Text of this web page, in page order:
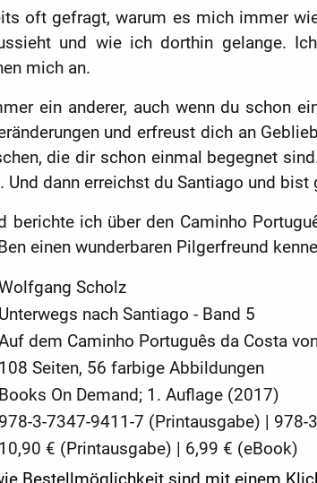
oft gefragt, warum es mich immer
und wie ich dorthin gelange.
mich an.
ein anderer, auch wenn du schon
und erfreust dich an
die dir schon einmal begegnet
Und dann erreichst du Santiago und
berichte ich über den Caminho
einen wunderbaren Pilgerfreund
Scholz
Unterwegs nach Santiago - Band 5
dem Caminho Português da Costa
108 Seiten, 56 farbige Abbildungen
Books On Demand; 1. Auflage (2017)
978-3-7347-9411-7 (Printausgabe) | 978-
10,90 € (Printausgabe) | 6,99 € (eBook)